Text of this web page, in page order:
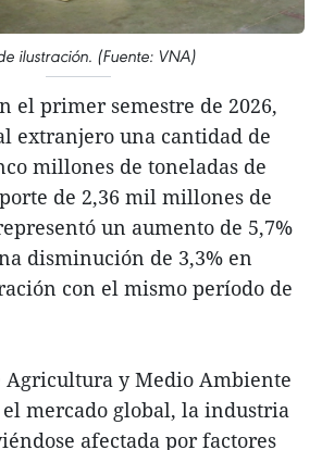
ilustración. (Fuente: VNA)
el primer semestre de 2026,
extranjero una cantidad de
millones de toneladas de
de 2,36 mil millones de
un aumento de 5,7%
disminución de 3,3% en
con el mismo período de
y Medio Ambiente
mercado global, la industria
afectada por factores